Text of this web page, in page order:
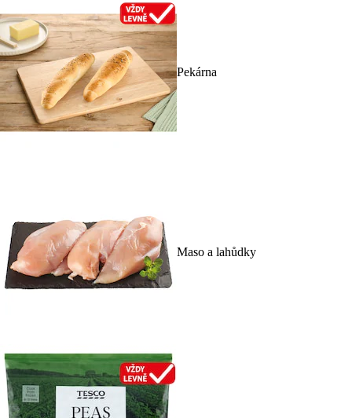
Pekárna
Maso a lahůdky